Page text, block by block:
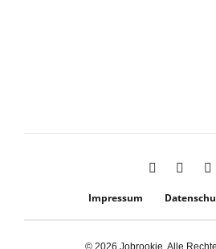
Impressum
© 2026 Jobrookie. Alle